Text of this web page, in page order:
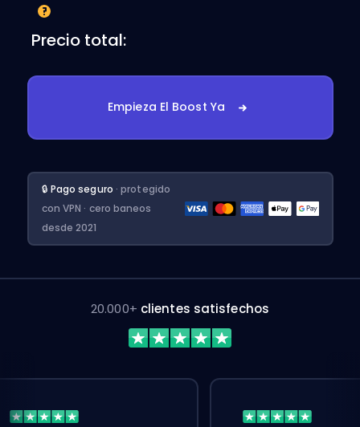
Precio total:
Empieza El Boost Ya
🔒 Pago seguro · protegido
con VPN · cero baneos
desde 2021
20.000+ clientes satisfechos